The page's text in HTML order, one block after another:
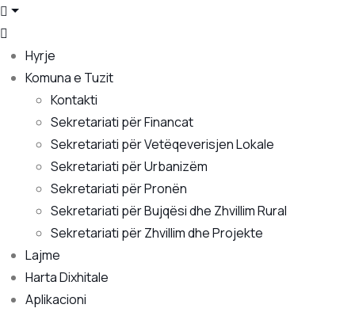
Hyrje
Komuna e Tuzit
Kontakti
Sekretariati për Financat
Sekretariati për Vetëqeverisjen Lokale
Sekretariati për Urbanizëm
Sekretariati për Pronën
Sekretariati për Bujqësi dhe Zhvillim Rural
Sekretariati për Zhvillim dhe Projekte
Lajme
Harta Dixhitale
Aplikacioni